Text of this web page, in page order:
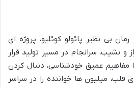
رمان بی نظیر پائولو کوئلیو، پروژه ای
نشیب، سرانجام در مسیر تولید قرار
مفاهیم عمیق خودشناسی، دنبال کردن
قلب، میلیون ها خواننده را در سراسر